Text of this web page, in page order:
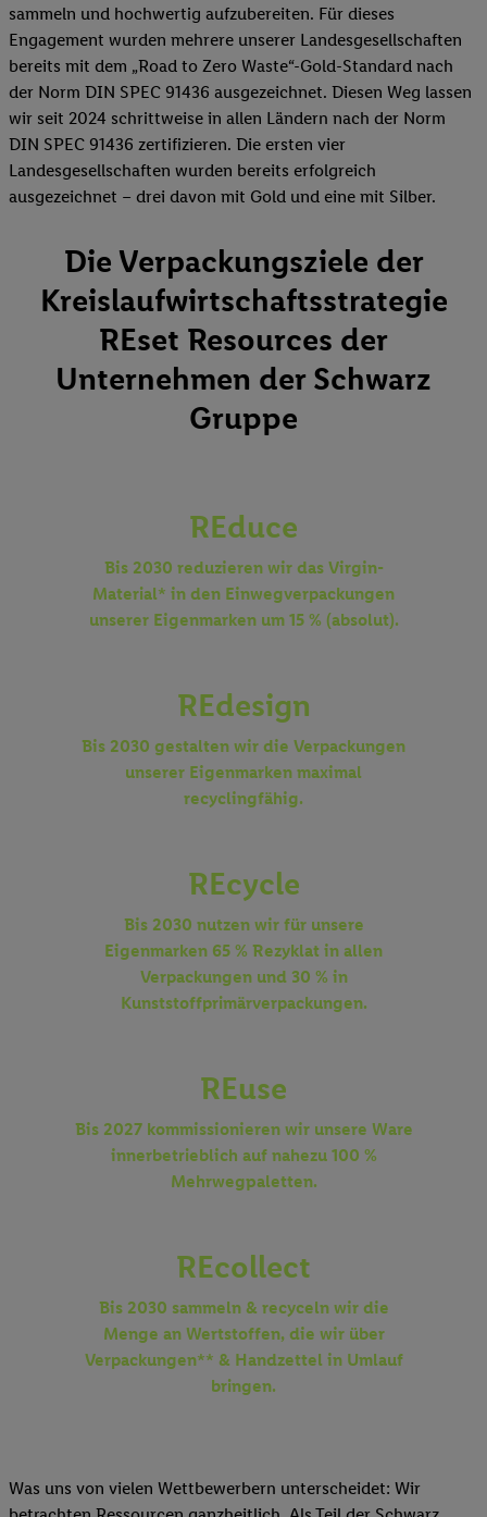
sammeln und hochwertig aufzubereiten. Für dieses
Engagement wurden mehrere unserer Landesgesellschaften
bereits mit dem „Road to Zero Waste“-Gold-Standard nach
der Norm DIN SPEC 91436 ausgezeichnet. Diesen Weg lassen
wir seit 2024 schrittweise in allen Ländern nach der Norm
DIN SPEC 91436 zertifizieren. Die ersten vier
Landesgesellschaften wurden bereits erfolgreich
ausgezeichnet – drei davon mit Gold und eine mit Silber.
Die Verpackungsziele der
Kreislaufwirtschaftsstrategie
REset Resources der
Unternehmen der Schwarz
Gruppe
REduce
Bis 2030 reduzieren wir das Virgin-
Material* in den Einwegverpackungen
unserer Eigenmarken um 15 % (absolut).
REdesign
Bis 2030 gestalten wir die Verpackungen
unserer Eigenmarken maximal
recyclingfähig.
REcycle
Bis 2030 nutzen wir für unsere
Eigenmarken 65 % Rezyklat in allen
Verpackungen und 30 % in
Kunststoffprimärverpackungen.
REuse
Bis 2027 kommissionieren wir unsere Ware
innerbetrieblich auf nahezu 100 %
Mehrwegpaletten.
REcollect
Bis 2030 sammeln & recyceln wir die
Menge an Wertstoffen, die wir über
Verpackungen** & Handzettel in Umlauf
bringen.
Was uns von vielen Wettbewerbern unterscheidet: Wir